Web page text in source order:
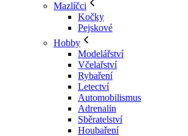
Mazlíčci
Kočky
Pejskové
Hobby
Modelářství
Včelařství
Rybaření
Letectví
Automobilismus
Adrenalin
Sběratelství
Houbaření